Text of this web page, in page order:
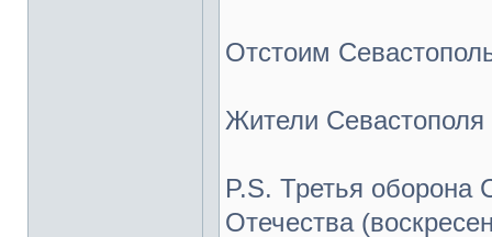
Отстоим
Жители Севастополя
P.S. Третья оборона
Отечества